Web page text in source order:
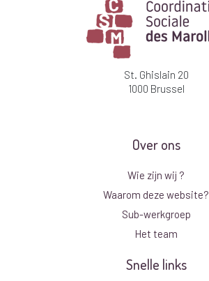
St. Ghislain 20
1000 Brussel
Over ons
Wie zijn wij ?
Waarom deze website?
Sub-werkgroep
Het team
Snelle links